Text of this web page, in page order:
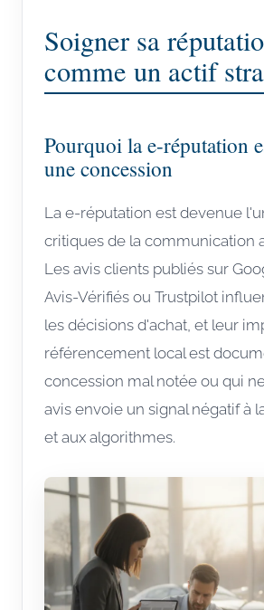
Soigner sa
comme un actif
Pourquoi la e-réputation
une concession
La e-réputation est devenue
critiques de la communication
Les avis clients publiés sur
Avis-Vérifiés ou Trustpilot
les décisions d'achat, et leur
référencement local est
concession mal notée ou qui
avis envoie un signal négatif à
et aux algorithmes.